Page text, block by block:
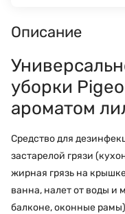
Описание
уборки
ароматом
Средство для
застарелой грязи
жирная грязь на
ванна, налет от воды и
балконе, оконные